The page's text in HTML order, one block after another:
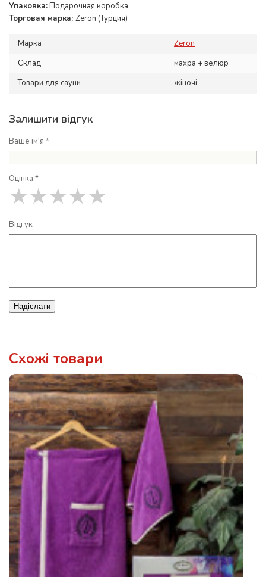
Упаковка:Подарочная коробка.
Торговая марка: Zeron (Турция)
Марка
Zeron
Склад
махра + велюр
Товари для сауни
жіночі
Залишити відгук
Ваше ім'я *
Оцінка *
★
★
★
★
★
Відгук
Надіслати
Схожі товари